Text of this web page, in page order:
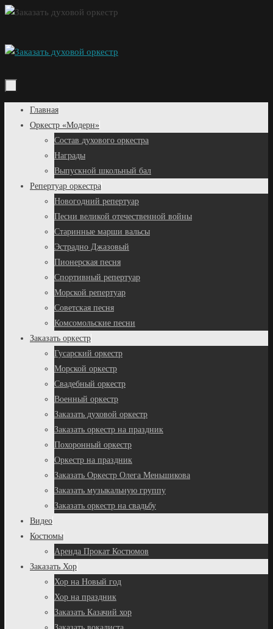
Перейти
Перейти
содержимому
Главная
Оркестр «Модерн»
Состав духового оркестра
Награды
Выпускной школьный бал
Репертуар оркестра
Новогодний репертуар
Песни великой отечественной войны
Старинные марши вальсы
Эстрадно Джазовый
Пионерская песня
Спортивный репертуар
Морской репертуар
Советская песня
Комсомольские песни
Заказать оркестр
Гусарский оркестр
Морской оркестр
Свадебный оркестр
Военный оркестр
Заказать духовой оркестр
Заказать оркестр на праздник
Похоронный оркестр
Оркестр на праздник
Заказать Оркестр Олега Меньшикова
Заказать музыкальную группу
Заказать оркестр на свадьбу
Видео
Костюмы
Аренда Прокат Костюмов
Заказать Хор
Хор на Новый год
Хор на праздник
Заказать Казачий хор